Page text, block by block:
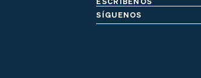
SÍGUENOS